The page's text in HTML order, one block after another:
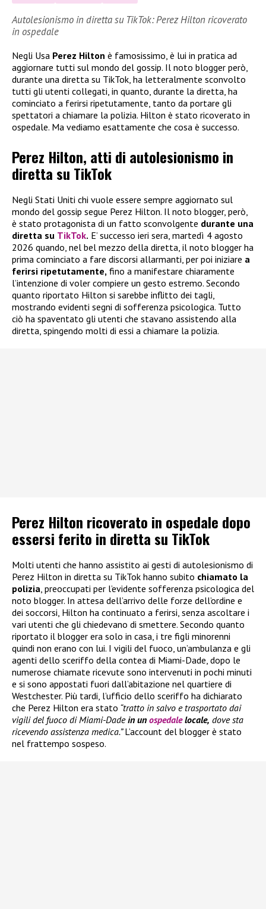
Autolesionismo in diretta su TikTok: Perez Hilton ricoverato
in ospedale
Negli Usa Perez Hilton è famosissimo, è lui in pratica ad
aggiornare tutti sul mondo del gossip. Il noto blogger però,
durante una diretta su TikTok, ha letteralmente sconvolto
tutti gli utenti collegati, in quanto, durante la diretta, ha
cominciato a ferirsi ripetutamente, tanto da portare gli
spettatori a chiamare la polizia. Hilton è stato ricoverato in
ospedale. Ma vediamo esattamente che cosa è successo.
Perez Hilton, atti di autolesionismo in
diretta su TikTok
Negli Stati Uniti chi vuole essere sempre aggiornato sul
mondo del gossip segue Perez Hilton. Il noto blogger, però,
è stato protagonista di un fatto sconvolgente durante una
diretta su TikTok. E’ successo ieri sera, martedì 4 agosto
2026 quando, nel bel mezzo della diretta, il noto blogger ha
prima cominciato a fare discorsi allarmanti, per poi iniziare a
ferirsi ripetutamente, fino a manifestare chiaramente
l’intenzione di voler compiere un gesto estremo. Secondo
quanto riportato Hilton si sarebbe inflitto dei tagli,
mostrando evidenti segni di sofferenza psicologica. Tutto
ciò ha spaventato gli utenti che stavano assistendo alla
diretta, spingendo molti di essi a chiamare la polizia.
Perez Hilton ricoverato in ospedale dopo
essersi ferito in diretta su TikTok
Molti utenti che hanno assistito ai gesti di autolesionismo di
Perez Hilton in diretta su TikTok hanno subito chiamato la
polizia , preoccupati per l’evidente sofferenza psicologica del
noto blogger. In attesa dell’arrivo delle forze dell’ordine e
dei soccorsi, Hilton ha continuato a ferirsi, senza ascoltare i
vari utenti che gli chiedevano di smettere. Secondo quanto
riportato il blogger era solo in casa, i tre figli minorenni
quindi non erano con lui. I vigili del fuoco, un’ambulanza e gli
agenti dello sceriffo della contea di Miami-Dade, dopo le
numerose chiamate ricevute sono intervenuti in pochi minuti
e si sono appostati fuori dall’abitazione nel quartiere di
Westchester. Più tardi, l’ufficio dello sceriffo ha dichiarato
che Perez Hilton era stato “tratto in salvo e trasportato dai
vigili del fuoco di Miami-Dadein un ospedalelocale, dove sta
ricevendo assistenza medica.”L’account del blogger è stato
nel frattempo sospeso.